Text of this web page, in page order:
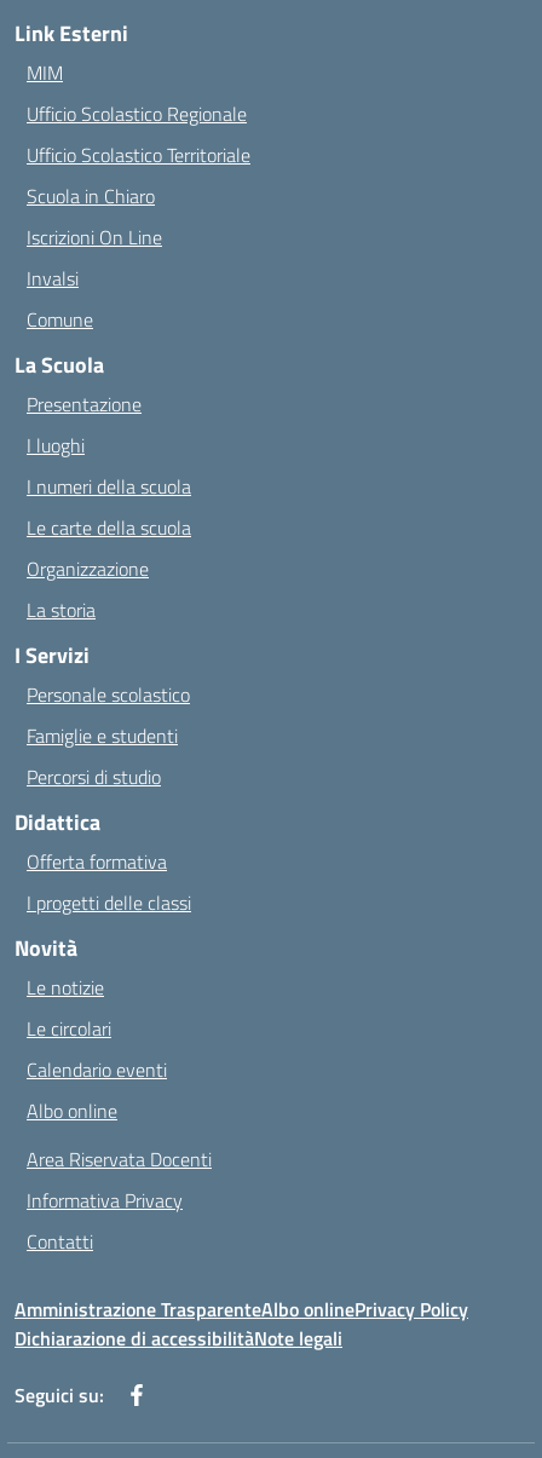
Link Esterni
MIM
Ufficio Scolastico Regionale
Ufficio Scolastico Territoriale
Scuola in Chiaro
Iscrizioni On Line
Invalsi
Comune
La Scuola
Presentazione
I luoghi
I numeri della scuola
Le carte della scuola
Organizzazione
La storia
I Servizi
Personale scolastico
Famiglie e studenti
Percorsi di studio
Didattica
Offerta formativa
I progetti delle classi
Novità
Le notizie
Le circolari
Calendario eventi
Albo online
Area Riservata Docenti
Informativa Privacy
Contatti
Amministrazione TrasparenteAlbo onlinePrivacy Policy
Dichiarazione di accessibilitàNote legali
Seguici su: